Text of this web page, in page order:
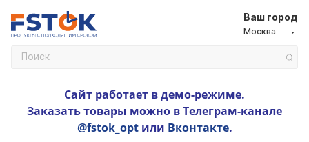
Ваш город
Москва
Сайт работает в демо-режиме.
Заказать товары можно в Телеграм-канале
@fstok_optили Вконтакте.